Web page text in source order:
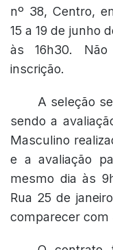
nº 38, Centro,
15 a 19 de junho
às 16h30.
inscrição.
A seleção
sendo a
Masculino
e a avaliação
mesmo dia às
Rua 25 de
comparecer com